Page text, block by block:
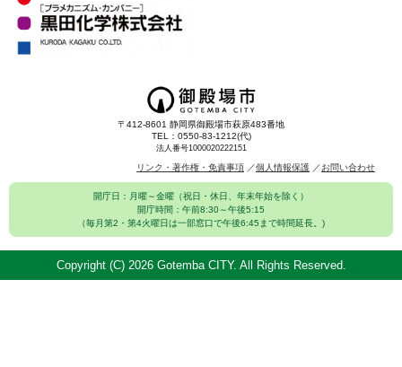
〒412-8601 静岡県御殿場市萩原483番地
TEL：0550-83-1212(代)
法人番号1000020222151
リンク・著作権・免責事項 個人情報保護 お問い合わせ
開庁日：月曜～金曜（祝日・休日、年末年始を除く）
開庁時間：午前8:30～午後5:15
（毎月第2・第4火曜日は一部窓口で午後6:45まで時間延長。)
Copyright (C) 2026 Gotemba CITY. All Rights Reserved.